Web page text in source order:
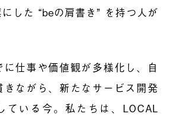
した “beの肩書き” を持つ人が
に仕事や価値観が多様化し、自
きながら、新たなサービス開発
ている今。私たちは、LOCAL